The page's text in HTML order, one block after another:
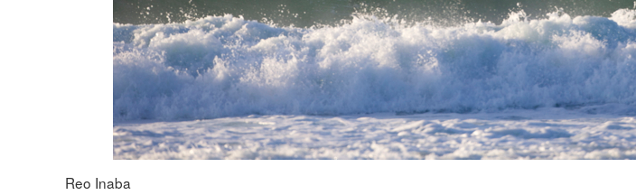
Reo Inaba